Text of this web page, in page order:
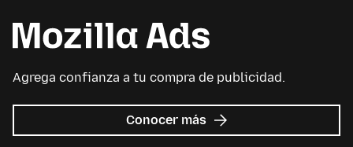
Agrega confianza a tu compra de publicidad.
Conocer más sobre
Mozilla